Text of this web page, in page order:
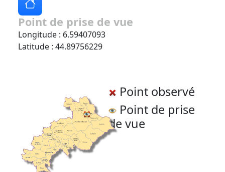
Point de prise de vue
Longitude : 6.59407093
Latitude : 44.89756229
Point observé
Point de prise
de vue